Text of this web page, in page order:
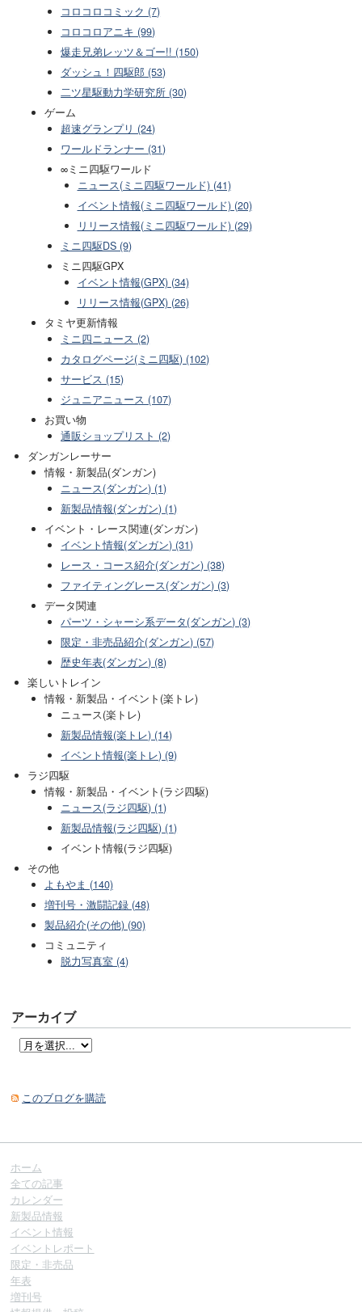
コロコロコミック (7)
コロコロアニキ (99)
爆走兄弟レッツ＆ゴー!! (150)
ダッシュ！四駆郎 (53)
二ツ星駆動力学研究所 (30)
ゲーム
超速グランプリ (24)
ワールドランナー (31)
∞ミニ四駆ワールド
ニュース(ミニ四駆ワールド) (41)
イベント情報(ミニ四駆ワールド) (20)
リリース情報(ミニ四駆ワールド) (29)
ミニ四駆DS (9)
ミニ四駆GPX
イベント情報(GPX) (34)
リリース情報(GPX) (26)
タミヤ更新情報
ミニ四ニュース (2)
カタログページ(ミニ四駆) (102)
サービス (15)
ジュニアニュース (107)
お買い物
通販ショップリスト (2)
ダンガンレーサー
情報・新製品(ダンガン)
ニュース(ダンガン) (1)
新製品情報(ダンガン) (1)
イベント・レース関連(ダンガン)
イベント情報(ダンガン) (31)
レース・コース紹介(ダンガン) (38)
ファイティングレース(ダンガン) (3)
データ関連
パーツ・シャーシ系データ(ダンガン) (3)
限定・非売品紹介(ダンガン) (57)
歴史年表(ダンガン) (8)
楽しいトレイン
情報・新製品・イベント(楽トレ)
ニュース(楽トレ)
新製品情報(楽トレ) (14)
イベント情報(楽トレ) (9)
ラジ四駆
情報・新製品・イベント(ラジ四駆)
ニュース(ラジ四駆) (1)
新製品情報(ラジ四駆) (1)
イベント情報(ラジ四駆)
その他
よもやま (140)
増刊号・激闘記録 (48)
製品紹介(その他) (90)
コミュニティ
脱力写真室 (4)
アーカイブ
このブログを購読
ホーム
全ての記事
カレンダー
新製品情報
イベント情報
イベントレポート
限定・非売品
年表
増刊号